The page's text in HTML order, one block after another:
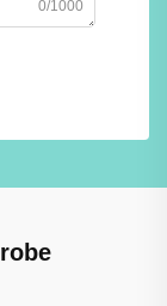
0/1000